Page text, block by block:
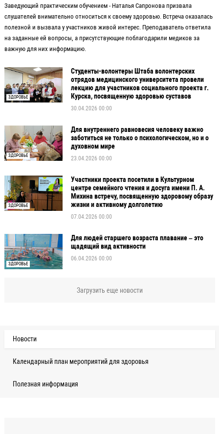
Новости
Календарный план мероприятий для здоровья
Полезная информация
Заведующий практическим обучением - Наталья Сапронова призвала
слушателей внимательно относиться к своему здоровью. Встреча оказалась
полезной и вызвала у участников живой интерес. Преподаватель ответила
на заданные ей вопросы, а присутствующие поблагодарили медиков за
важную для них информацию.
ЗДОРОВЬЕ
Студенты-волонтеры Штаба волонтерских
отрядов медицинского университета провели
лекцию для участников социального проекта г.
Курска, посвященную здоровью суставов
30.04.2026 00:00
ЗДОРОВЬЕ
Для внутреннего равновесия человеку важно
заботиться не только о психологическом, но и о
духовном мире
23.04.2026 00:00
ЗДОРОВЬЕ
Участники проекта посетили в Культурном
центре семейного чтения и досуга имени П. А.
Михина встречу, посвященную здоровому образу
жизни и активному долголетию
07.04.2026 00:00
ЗДОРОВЬЕ
Для людей старшего возраста плавание – это
щадящий вид активности
06.04.2026 00:00
Загрузить еще новости